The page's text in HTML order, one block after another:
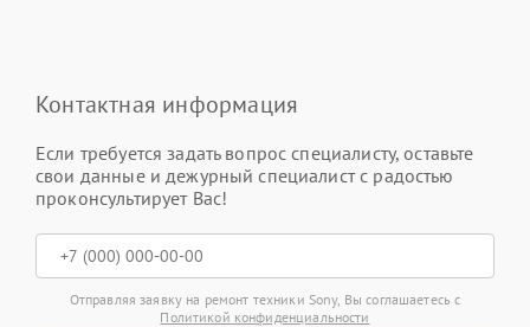
Контактная информация
Если требуется задать вопрос специалисту, оставьте
свои данные и дежурный специалист с радостью
проконсультирует Вас!
Отправляя заявку на ремонт техники Sony, Вы соглашаетесь с
Политикой конфиденциальности